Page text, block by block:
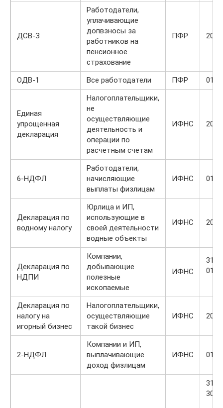
ДСВ-З
Работодатели,
уплачивающие
допвзносы за
работников на
пенсионное
страхование
ПФР
ОДВ-1 Все работодатели ПФР
Единая
упрощенная
декларация
Налогоплательщики,
не
осуществляющие
деятельность и
операции по
расчетным счетам
ИФНС
6-НДФЛ
Работодатели,
начисляющие
выплаты физлицам
ИФНС
Декларация по
водному налогу
Юрлица и ИП,
использующие в
своей деятельности
водные объекты
ИФНС
Декларация по
НДПИ
Компании,
добывающие
полезные
ископаемые
ИФНС
Декларация по
налогу на
игорный бизнес
Налогоплательщики,
осуществляющие
такой бизнес
ИФНС
2-НДФЛ
Компании и ИП,
выплачивающие
доход физлицам
ИФНС